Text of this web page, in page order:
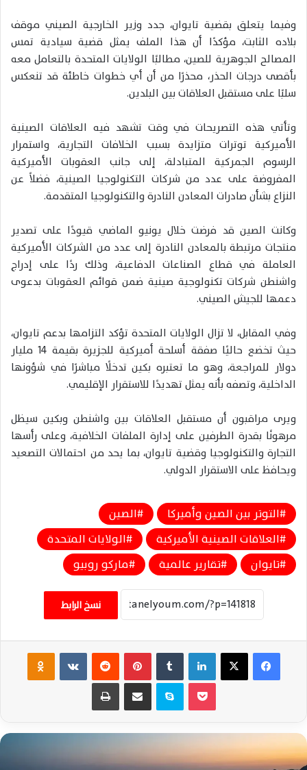
وفيما يتعلق بقضية تايوان، جدد وزير الخارجية الصيني موقف
بلاده الثابت، مؤكدًا أن هذا الملف يمثل قضية سيادية تمس
المصالح الجوهرية للصين، مطالبًا الولايات المتحدة بالتعامل معه
بأقصى درجات الحذر، محذرًا من أن أي خطوات خاطئة قد تنعكس
سلبًا على مستقبل العلاقات بين البلدين.
وتأتي هذه التصريحات في وقت تشهد فيه العلاقات الصينية
الأميركية توترات متزايدة بسبب الخلافات التجارية، واستمرار
الرسوم الجمركية المتبادلة، إلى جانب العقوبات الأميركية
المفروضة على عدد من شركات التكنولوجيا الصينية، فضلاً عن
النزاع بشأن صادرات المعادن النادرة والتكنولوجيا المتقدمة.
وكانت الصين قد فرضت خلال يونيو الماضي قيودًا على تصدير
منتجات مرتبطة بالمعادن النادرة إلى عدد من الشركات الأميركية
العاملة في قطاع الصناعات الدفاعية، وذلك ردًا على إدراج
واشنطن شركات تكنولوجية صينية ضمن قوائم العقوبات بدعوى
دعمها للجيش الصيني.
وفي المقابل، لا تزال الولايات المتحدة تؤكد التزامها بدعم تايوان،
حيث تخضع حاليًا صفقة أسلحة أميركية للجزيرة بقيمة 14 مليار
دولار للمراجعة، وهو ما تعتبره بكين تدخلًا مباشرًا في شؤونها
الداخلية، وتصفه بأنه يمثل تهديدًا للاستقرار الإقليمي.
ويرى مراقبون أن مستقبل العلاقات بين واشنطن وبكين سيظل
مرهونًا بقدرة الطرفين على إدارة الملفات الخلافية، وعلى رأسها
التجارة والتكنولوجيا وقضية تايوان، بما يحد من احتمالات التصعيد
ويحافظ على الاستقرار الدولي.
التوتر بين الصين وأميركا
الصين
العلاقات الصينية الأميركية
الولايات المتحدة
تايوان
تقارير عالمية ماركو روبيو
نسخ الرابط
فيسبوك ‫X لينكدإن بينتيريست ‏VKontakte
سكايب مشاركة عبر البريد طباعة